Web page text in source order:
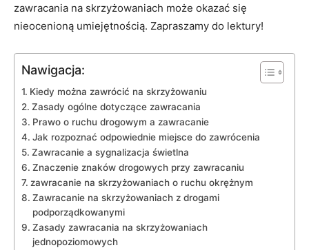
zawracania na skrzyżowaniach może okazać się
nieocenioną umiejętnością. Zapraszamy do lektury!
Nawigacja:
Kiedy można zawrócić na skrzyżowaniu
Zasady ogólne dotyczące zawracania
Prawo o ruchu drogowym a zawracanie
Jak rozpoznać odpowiednie miejsce do zawrócenia
Zawracanie a sygnalizacja świetlna
Znaczenie znaków drogowych przy zawracaniu
zawracanie na skrzyżowaniach o ruchu okrężnym
Zawracanie na skrzyżowaniach z drogami
podporządkowanymi
Zasady zawracania na skrzyżowaniach
jednopoziomowych